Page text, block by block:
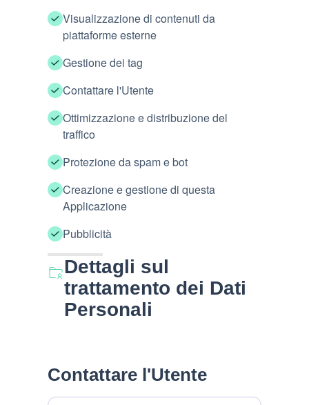
Visualizzazione di contenuti da
piattaforme esterne
Gestione dei tag
Contattare l'Utente
Ottimizzazione e distribuzione del
traffico
Protezione da spam e bot
Creazione e gestione di questa
Applicazione
Pubblicità
Dettagli sul
trattamento dei Dati
Personali
Contattare l'Utente